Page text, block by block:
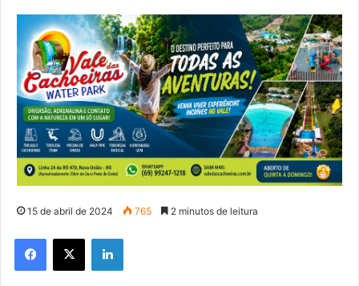
15 de abril de 2024 765 2 minutos de leitura
Facebook
X Linkedin